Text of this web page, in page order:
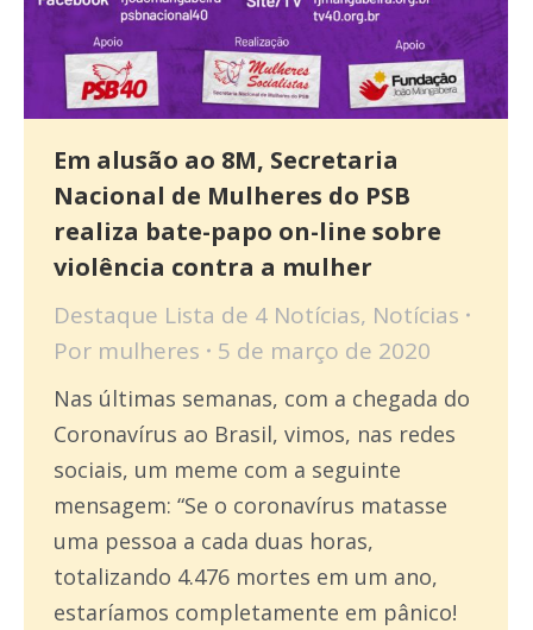
Em alusão ao 8M, Secretaria
Nacional de Mulheres do PSB
realiza bate-papo on-line sobre
violência contra a mulher
Destaque Lista de 4 Notícias, Notícias
Por mulheres 5 de março de 2020
Nas últimas semanas, com a chegada do
Coronavírus ao Brasil, vimos, nas redes
sociais, um meme com a seguinte
mensagem: “Se o coronavírus matasse
uma pessoa a cada duas horas,
totalizando 4.476 mortes em um ano,
estaríamos completamente em pânico!